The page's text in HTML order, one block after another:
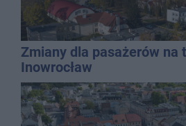
Zmiany dla pasażerów na
Inowrocław